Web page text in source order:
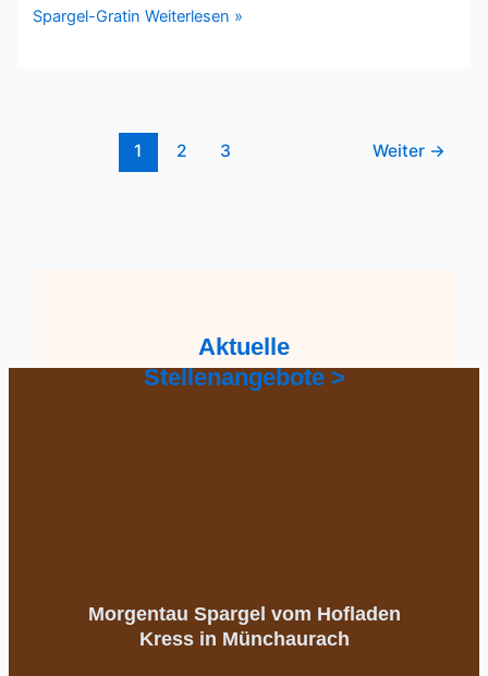
Spargel-Gratin Weiterlesen »
1 2 3 Weiter →
Aktuelle
Stellenangebote >
Morgentau Spargel vom Hofladen
Kress in Münchaurach